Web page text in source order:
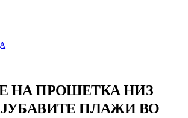
НА ПРОШЕТКА НИЗ
ПЛАЖИ ВО